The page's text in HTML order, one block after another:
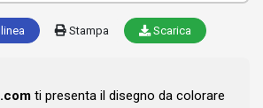
Stampa Scarica
ti presenta il disegno da colorare